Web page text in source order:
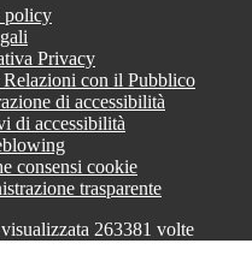
policy
Privacy
con il Pubblico
di accessibilità
di accessibilità
consensi cookie
trasparente
263381 volte